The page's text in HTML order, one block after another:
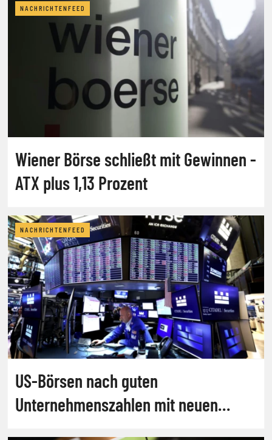
NACHRICHTENFEED
Wiener Börse schließt mit Gewinnen -
ATX plus 1,13 Prozent
NACHRICHTENFEED
US-Börsen nach guten
Unternehmenszahlen mit neuen